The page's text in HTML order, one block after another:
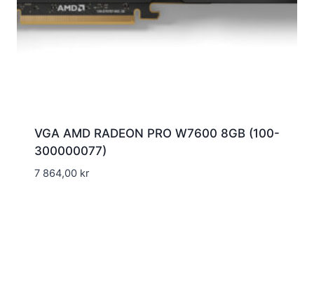
VGA AMD RADEON PRO W7600 8GB (100-
300000077)
7 864,00 kr